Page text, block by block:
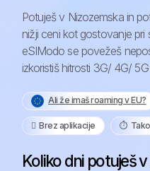
Potuješ v Nizozemska in
nižji ceni kot gostovanje pri
eSIModo se povežeš
izkoristiš hitrosti 3G/ 4G/
Ali že imaš roaming v EU?
️ Brez aplikacije ⏱️️
Koliko dni potuješ